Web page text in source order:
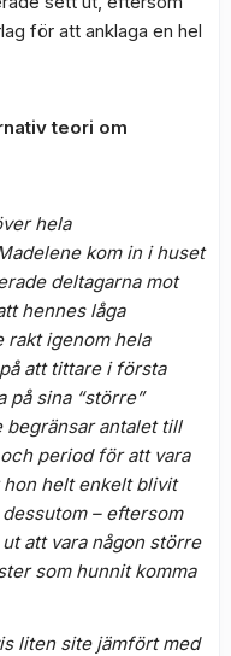
för att anklaga en hel
teori om
hela
kom in i huset
deltagarna mot
hennes låga
igenom hela
att tittare i första
på sina “större”
begränsar antalet till
period för att vara
helt enkelt blivit
– eftersom
att vara någon större
som hunnit komma
liten site jämfört med